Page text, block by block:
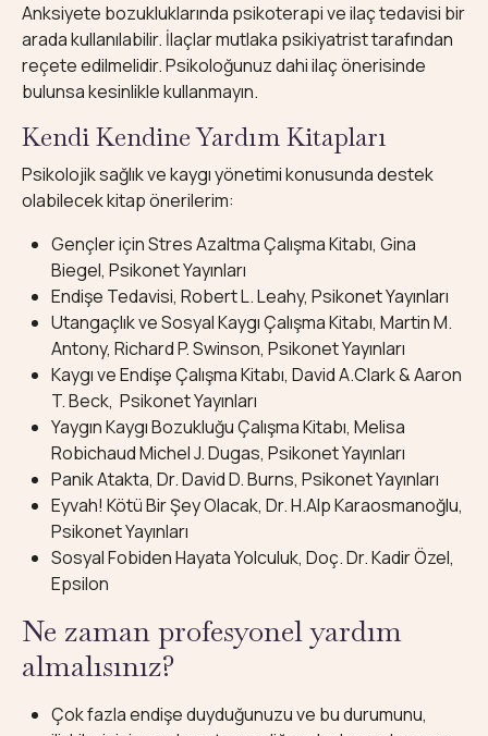
Anksiyete bozukluklarında psikoterapi ve ilaç tedavisi bir
arada kullanılabilir. İlaçlar mutlaka psikiyatrist tarafından
reçete edilmelidir. Psikoloğunuz dahi ilaç önerisinde
bulunsa kesinlikle kullanmayın.
Kendi Kendine Yardım Kitapları
Psikolojik sağlık ve kaygı yönetimi konusunda destek
olabilecek kitap önerilerim:
Gençler için Stres Azaltma Çalışma Kitabı, Gina
Biegel, Psikonet Yayınları
Endişe Tedavisi, Robert L. Leahy, Psikonet Yayınları
Utangaçlık ve Sosyal Kaygı Çalışma Kitabı, Martin M.
Antony, Richard P. Swinson, Psikonet Yayınları
Kaygı ve Endişe Çalışma Kitabı, David A.Clark & Aaron
T. Beck, Psikonet Yayınları
Yaygın Kaygı Bozukluğu Çalışma Kitabı, Melisa
Robichaud Michel J. Dugas, Psikonet Yayınları
Panik Atakta, Dr. David D. Burns, Psikonet Yayınları
Eyvah! Kötü Bir Şey Olacak, Dr. H.Alp Karaosmanoğlu,
Psikonet Yayınları
Sosyal Fobiden Hayata Yolculuk, Doç. Dr. Kadir Özel,
Epsilon
Ne zaman profesyonel yardım
almalısınız?
Çok fazla endişe duyduğunuzu ve bu durumunu,